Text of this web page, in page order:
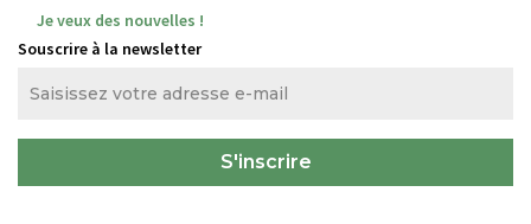
Je veux des nouvelles !
Souscrire à la newsletter